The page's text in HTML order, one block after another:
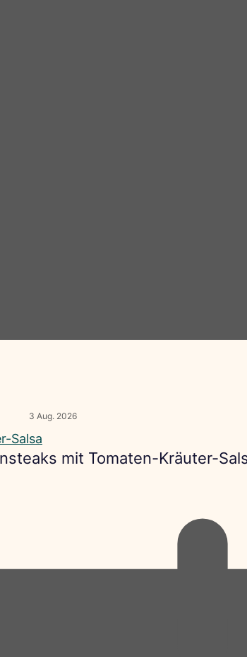
3 Aug. 2026
mit Tomaten-Kräuter-